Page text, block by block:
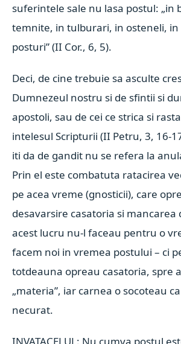
suferintele sale nu lasa postul: „in
temnite, in tulburari, in osteneli, in
posturi” (II Cor., 6, 5).
Deci, de cine trebuie sa asculte
Dumnezeul nostru si de sfintii si
apostoli, sau de cei ce strica si
intelesul Scripturii (II Petru, 3, 16-
iti da de gandit nu se refera la
Prin el este combatuta ratacirea
pe acea vreme (gnosticii), care
desavarsire casatoria si mancarea
acest lucru nu-l faceau pentru o
facem noi in vremea postului – ci
totdeauna opreau casatoria, spre
„materia”, iar carnea o socoteau
necurat.